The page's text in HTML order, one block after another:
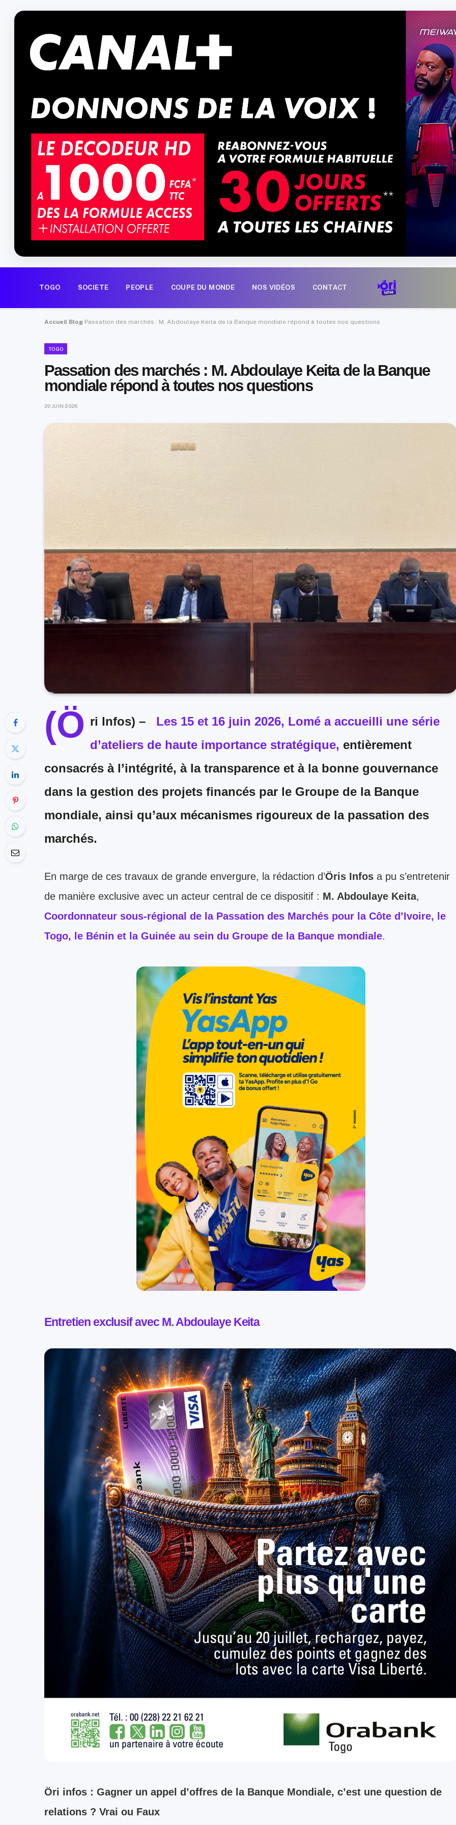
TOGO SOCIETE PEOPLE COUPE DU MONDE NOS VIDÉOS CONTACT
Accueil Blog Passation des marchés : M. Abdoulaye Keita de la Banque mondiale répond à toutes nos questions
TOGO
Passation des marchés : M. Abdoulaye Keita de la Banque
mondiale répond à toutes nos questions
20 JUIN 2026
(Ö ri Infos) –
Les 15 et 16 juin 2026, Lomé a accueilli une série
d’ateliers de haute importance stratégique, entièrement
consacrés à l’intégrité, à la transparence et à la bonne gouvernance
dans la gestion des projets financés par le Groupe de la Banque
mondiale, ainsi qu’aux mécanismes rigoureux de la passation des
marchés.
En marge de ces travaux de grande envergure, la rédaction d’Öris Infos a pu s’entretenir
de manière exclusive avec un acteur central de ce dispositif : M. Abdoulaye Keita,
Coordonnateur sous-régional de la Passation des Marchés pour la Côte d’Ivoire, le
Togo, le Bénin et la Guinée au sein du Groupe de la Banque mondiale.
Entretien exclusif avec M. Abdoulaye Keita
Öri infos : Gagner un appel d’offres de la Banque Mondiale, c’est une question de
relations ? Vrai ou Faux